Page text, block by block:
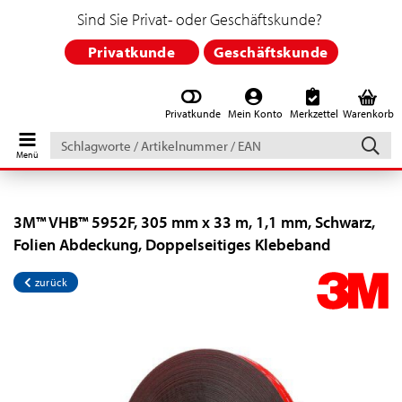
Privatkunde Mein Konto Merkzettel Warenkorb
Schlagworte
/
Artikelnummer
EAN
Sind Sie Privat- oder Geschäftskunde?
Privatkunde Geschäftskunde
3M™ VHB™ 5952F, 305 mm x 33 m, 1,1 mm, Schwarz,
Folien Abdeckung, Doppelseitiges Klebeband
zurück